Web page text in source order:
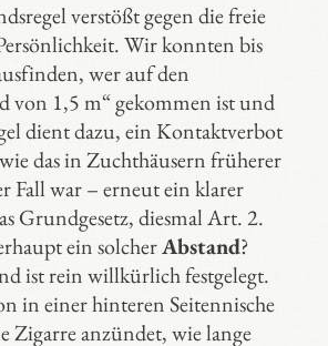
verstößt gegen die freie
Wir konnten bis
wer auf den
von 1,5 m“ gekommen ist und
dient dazu, ein Kontaktverbot
das in Zuchthäusern früherer
Fall war – erneut ein klarer
Grundgesetz, diesmal Art. 2.
ein solcherAbstand?
ist rein willkürlich festgelegt.
in einer hinteren Seitennische
Zigarre anzündet, wie lange